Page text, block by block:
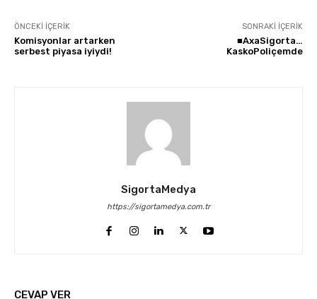
ÖNCEKI İÇERIK
Komisyonlar artarken
serbest piyasa iyiydi!
SONRAKI İÇERIK
■AxaSigorta…
KaskoPoliçemde
SigortaMedya
https://sigortamedya.com.tr
CEVAP VER